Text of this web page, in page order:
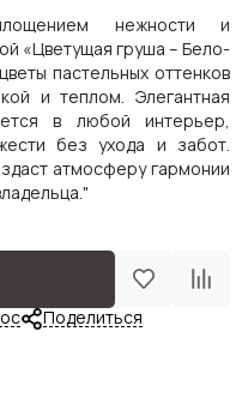
нежности и
«Цветущая груша – Бело-
пастельных оттенков
и теплом. Элегантная
в любой интерьер,
без ухода и забот.
атмосферу гармонии
Поделиться